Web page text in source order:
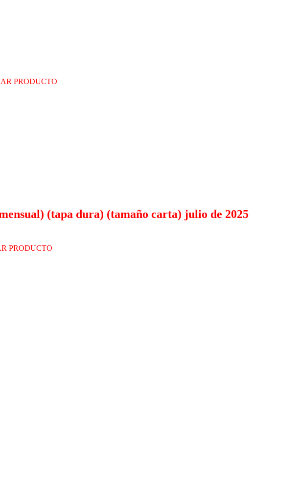
PRODUCTO
(tapa dura) (tamaño carta) julio de 2025
PRODUCTO